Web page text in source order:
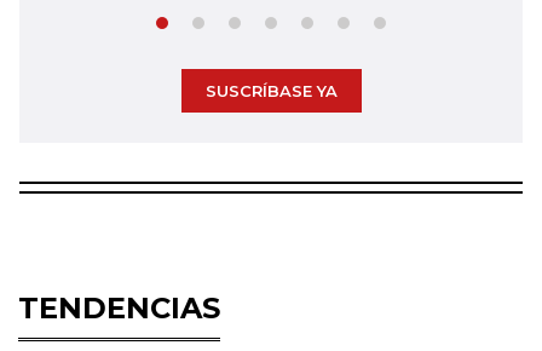
SUSCRÍBASE YA
TENDENCIAS